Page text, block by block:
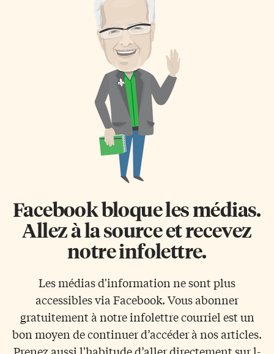
Facebook bloque les médias.
Allez à la source et recevez
notre infolettre.
Les médias d'information ne sont plus
accessibles via Facebook. Vous abonner
gratuitement à notre infolettre courriel est un
bon moyen de continuer d’accéder à nos articles.
Prenez aussi l'habitude d’aller directement sur l-